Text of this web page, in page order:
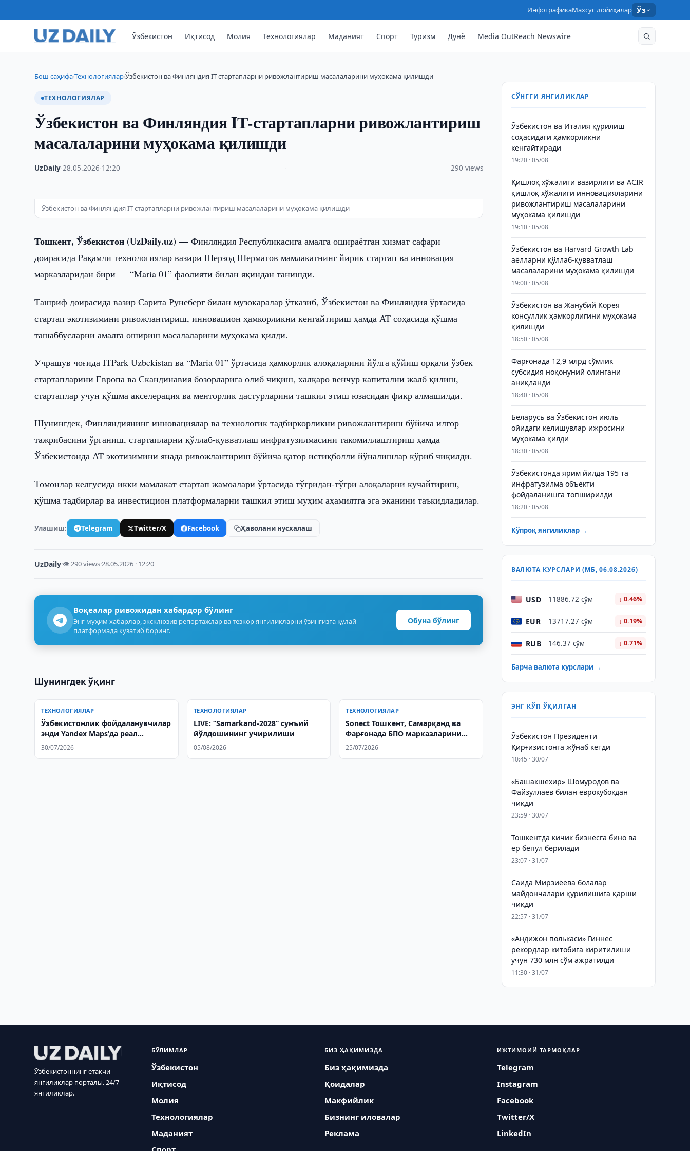
ИнфографикаМахсус лойиҳалар Ўз
Ўзбекистон Иқтисод Молия Технологиялар Маданият Спорт Туризм Дунё Media OutReach Newswire
Бош саҳифа›Технологиялар›Ўзбекистон ва Финляндия IТ-стартапларни ривожлантириш масалаларини муҳокама қилишди
ТЕХНОЛОГИЯЛАР
Ўзбекистон ва Финляндия IТ-стартапларни ривожлантириш
масалаларини муҳокама қилишди
UzDaily ·28.05.2026 12:20 290 views
Ўзбекистон ва Финляндия IТ-стартапларни ривожлантириш масалаларини муҳокама қилишди
Тошкент, Ўзбекистон (UzDaily.uz) —Финляндия Республикасига амалга ошираётган хизмат сафари
доирасида Рақамли технологиялар вазири Шерзод Шерматов мамлакатнинг йирик стартап ва инновация
марказларидан бири — “Maria 01” фаолияти билан яқиндан танишди.
Ташриф доирасида вазир Сарита Рунеберг билан музокаралар ўтказиб, Ўзбекистон ва Финляндия ўртасида
стартап экотизимини ривожлантириш, инновацион ҳамкорликни кенгайтириш ҳамда АТ соҳасида қўшма
ташаббусларни амалга ошириш масалаларини муҳокама қилди.
Учрашув чоғида ITPark Uzbekistan ва “Maria 01” ўртасида ҳамкорлик алоқаларини йўлга қўйиш орқали ўзбек
стартапларини Европа ва Скандинавия бозорларига олиб чиқиш, халқаро венчур капитални жалб қилиш,
стартаплар учун қўшма акселерация ва менторлик дастурларини ташкил этиш юзасидан фикр алмашилди.
Шунингдек, Финляндиянинг инновациялар ва технологик тадбиркорликни ривожлантириш бўйича илғор
тажрибасини ўрганиш, стартапларни қўллаб-қувватлаш инфратузилмасини такомиллаштириш ҳамда
Ўзбекистонда АТ экотизимини янада ривожлантириш бўйича қатор истиқболли йўналишлар кўриб чиқилди.
Томонлар келгусида икки мамлакат стартап жамоалари ўртасида тўғридан-тўғри алоқаларни кучайтириш,
қўшма тадбирлар ва инвестицион платформаларни ташкил этиш муҳим аҳамиятга эга эканини таъкидладилар.
Улашиш: Telegram Twitter/X Facebook Ҳаволани нусхалаш
UzDaily·👁 290 views·28.05.2026 · 12:20
Воқеалар ривожидан хабардор бўлинг
Энг муҳим хабарлар, эксклюзив репортажлар ва тезкор янгиликларни ўзингизга қулай
платформада кузатиб боринг.
Обуна бўлинг
Шунингдек ўқинг
ТЕХНОЛОГИЯЛАР
Ўзбекистонлик фойдаланувчилар
энди Yandex Maps’да реал
вақтдаги геопозицияни улаша
30/07/2026
ТЕХНОЛОГИЯЛАР
LIVE: “Samarkand-2028” сунъий
йўлдошининг учирилиши
05/08/2026
ТЕХНОЛОГИЯЛАР
Sonect Тошкент, Самарқанд ва
Фарғонада БПО марказларини
очишни режалаштирмоқда
25/07/2026
СЎНГГИ ЯНГИЛИКЛАР
Ўзбекистон ва Италия қурилиш
соҳасидаги ҳамкорликни
кенгайтиради
19:20 · 05/08
Қишлоқ хўжалиги вазирлиги ва ACIR
қишлоқ хўжалиги инновацияларини
ривожлантириш масалаларини
муҳокама қилишди
19:10 · 05/08
Ўзбекистон ва Harvard Growth Lab
аёлларни қўллаб-қувватлаш
масалаларини муҳокама қилишди
19:00 · 05/08
Ўзбекистон ва Жанубий Корея
консуллик ҳамкорлигини муҳокама
қилишди
18:50 · 05/08
Фарғонада 12,9 млрд сўмлик
субсидия ноқонуний олингани
аниқланди
18:40 · 05/08
Беларусь ва Ўзбекистон июль
ойидаги келишувлар ижросини
муҳокама қилди
18:30 · 05/08
Ўзбекистонда ярим йилда 195 та
инфратузилма объекти
фойдаланишга топширилди
18:20 · 05/08
Кўпроқ янгиликлар →
ВАЛЮТА КУРСЛАРИ (МБ, 06.08.2026)
USD 11886.72 сўм ↓ 0.46%
EUR 13717.27 сўм ↓ 0.19%
RUB 146.37 сўм ↓ 0.71%
Барча валюта курслари →
ЭНГ КЎП ЎҚИЛГАН
Ўзбекистон Президенти
Қирғизистонга жўнаб кетди
10:45 · 30/07
«Башакшехир» Шомуродов ва
Файзуллаев билан еврокубокдан
чиқди
23:59 · 30/07
Тошкентда кичик бизнесга бино ва
ер бепул берилади
23:07 · 31/07
Саида Мирзиёева болалар
майдончалари қурилишига қарши
чиқди
22:57 · 31/07
«Андижон полькаси» Гиннес
рекордлар китобига киритилиши
учун 730 млн сўм ажратилди
11:30 · 31/07
Ўзбекистоннинг етакчи
янгиликлар порталы. 24/7
янгиликлар.
БЎЛИМЛАР
Ўзбекистон
Иқтисод
Молия
Технологиялар
Маданият
БИЗ ҲАҚИМИЗДА
Биз ҳақимизда
Қоидалар
Макфийлик
Бизнинг иловалар
Реклама
ИЖТИМОИЙ ТАРМОҚЛАР
Telegram
Instagram
Facebook
Twitter/X
LinkedIn